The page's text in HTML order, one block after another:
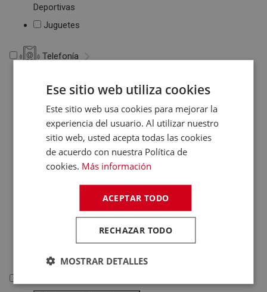
Deportivas
Juguetes
Telefonía
Teléfonos Fijos
Accesorios Telefonía
Fundas Teléfonos
Móviles
Ese sitio web utiliza cookies
Este sitio web usa cookies para mejorar la
experiencia del usuario. Al utilizar nuestro
sitio web, usted acepta todas las cookies
de acuerdo con nuestra Política de
cookies. Más información
ACEPTAR TODO
RECHAZAR TODO
MOSTRAR DETALLES